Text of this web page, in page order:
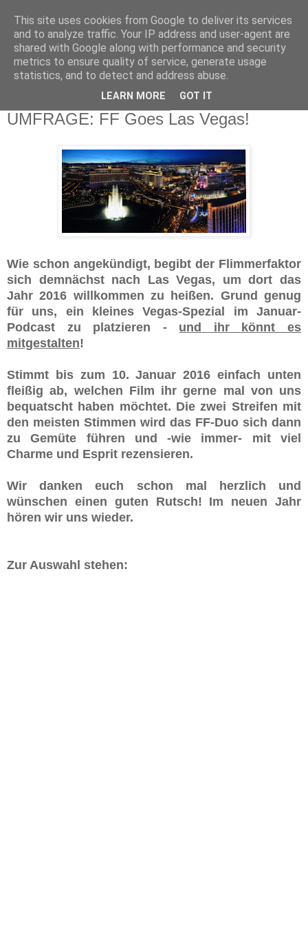
UMFRAGE: FF Goes Las Vegas!
Wie schon angekündigt, begibt der Flimmerfaktor
sich demnächst nach Las Vegas, um dort das
Jahr 2016 willkommen zu heißen. Grund genug
für uns, ein kleines Vegas-Spezial im Januar-
Podcast zu platzieren - und ihr könnt es
mitgestalten!
Stimmt bis zum 10. Januar 2016 einfach unten
fleißig ab, welchen Film ihr gerne mal von uns
bequatscht haben möchtet. Die zwei Streifen mit
den meisten Stimmen wird das FF-Duo sich dann
zu Gemüte führen und -wie immer- mit viel
Charme und Esprit rezensieren.
Wir danken euch schon mal herzlich und
wünschen einen guten Rutsch! Im neuen Jahr
hören wir uns wieder.
Zur Auswahl stehen:
This site uses cookies from Google to deliver its services
and to analyze traffic. Your IP address and user-agent are
shared with Google along with performance and security
metrics to ensure quality of service, generate usage
statistics, and to detect and address abuse.
LEARN MORE GOT IT